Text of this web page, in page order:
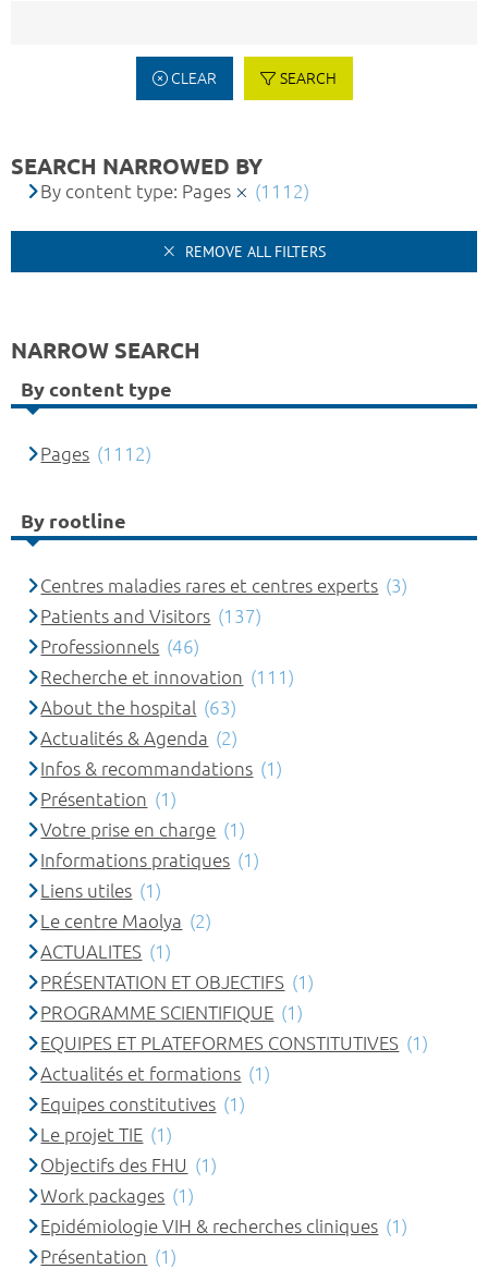
CLEAR SEARCH
SEARCH NARROWED BY
By content type: Pages (1112)
REMOVE ALL FILTERS
NARROW SEARCH
By content type
Pages (1112)
By rootline
Centres maladies rares et centres experts (3)
Patients and Visitors (137)
Professionnels (46)
Recherche et innovation (111)
About the hospital (63)
Actualités & Agenda (2)
Infos & recommandations (1)
Présentation (1)
Votre prise en charge (1)
Informations pratiques (1)
Liens utiles (1)
Le centre Maolya (2)
ACTUALITES (1)
PRÉSENTATION ET OBJECTIFS (1)
PROGRAMME SCIENTIFIQUE (1)
EQUIPES ET PLATEFORMES CONSTITUTIVES (1)
Actualités et formations (1)
Equipes constitutives (1)
Le projet TIE (1)
Objectifs des FHU (1)
Work packages (1)
Epidémiologie VIH & recherches cliniques (1)
Présentation (1)